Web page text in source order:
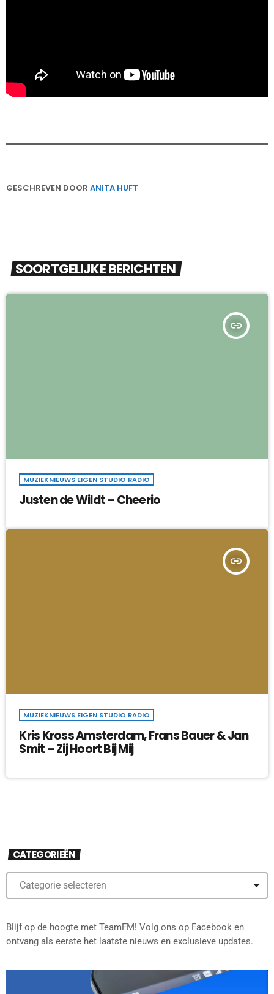
GESCHREVEN DOOR ANITA HUFT
SOORTGELIJKE BERICHTEN
insert_link
MUZIEKNIEUWS EIGEN STUDIO RADIO
Justen de Wildt – Cheerio
insert_link
MUZIEKNIEUWS EIGEN STUDIO RADIO
Kris Kross Amsterdam, Frans Bauer & Jan
Smit – Zij Hoort Bij Mij
CATEGORIEËN
Blijf op de hoogte met TeamFM! Volg ons op Facebook en
ontvang als eerste het laatste nieuws en exclusieve updates.